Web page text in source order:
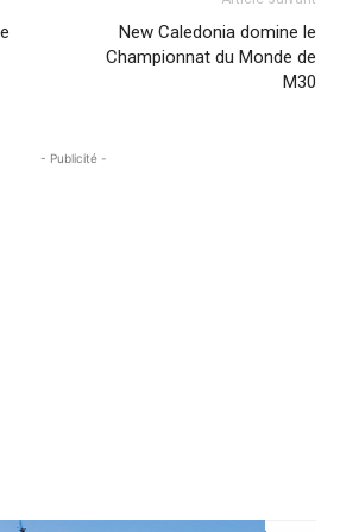
New Caledonia domine le
Championnat du Monde de
M30
- Publicité -